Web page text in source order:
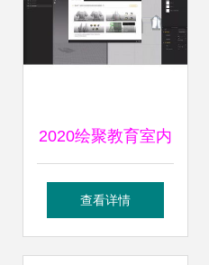
2020绘聚教育室内
设计软件班招生简
查看详情